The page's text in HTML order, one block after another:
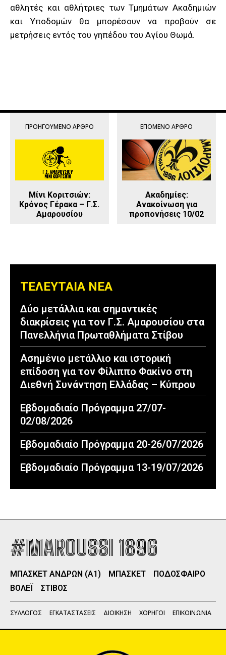
αθλητές και αθλήτριες των Τμημάτων Ακαδημιών
και Υποδομών θα μπορέσουν να προβούν σε
μετρήσεις εντός του γηπέδου του Αγίου Θωμά.
ΠΡΟΗΓΟΎΜΕΝΟ ΆΡΘΡΟ
Μίνι Κοριτσιών:
Κρόνος Γέρακα – Γ.Σ.
Αμαρουσίου
ΕΠΌΜΕΝΟ ΆΡΘΡΟ
Ακαδημίες:
Ανακοίνωση για
προπονήσεις 10/02
ΤΕΛΕΥΤΑΙΑ ΝΕΑ
Δύο μετάλλια και σημαντικές
διακρίσεις για τον Γ.Σ. Αμαρουσίου στα
Πανελλήνια Πρωταθλήματα Στίβου
Ασημένιο μετάλλιο και ιστορική
επίδοση για τον Φίλιππο Φακίνο στη
Διεθνή Συνάντηση Ελλάδας – Κύπρου
Εβδομαδιαίο Πρόγραμμα 27/07-
02/08/2026
Εβδομαδιαίο Πρόγραμμα 20-26/07/2026
Εβδομαδιαίο Πρόγραμμα 13-19/07/2026
#MAROUSSI 1896
ΜΠΑΣΚΕΤ ΑΝΔΡΩΝ (Α1) ΜΠΑΣΚΕΤ
ΠΟΔΟΣΦΑΙΡΟ
ΒΟΛΕΪ
ΣΤΙΒΟΣ
ΣΥΛΛΟΓΟΣ ΕΓΚΑΤΑΣΤΑΣΕΙΣ ΔΙΟΙΚΗΣΗ ΧΟΡΗΓΟΙ ΕΠΙΚΟΙΝΩΝΙΑ